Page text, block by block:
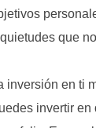
que
inversión en ti
invertir